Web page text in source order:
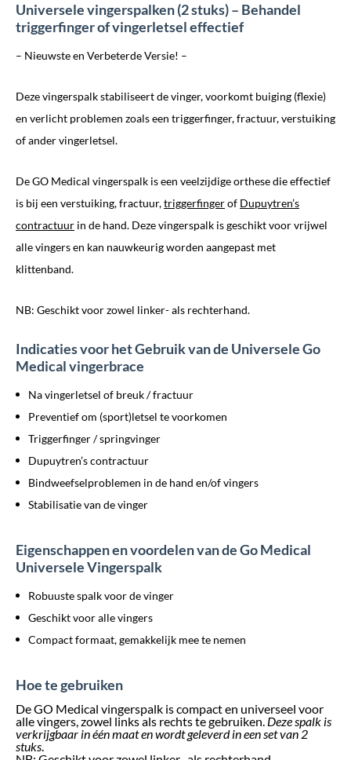
Universele vingerspalken (2 stuks) – Behandel
triggerfinger of vingerletsel effectief
– Nieuwste en Verbeterde Versie! –
Deze vingerspalk stabiliseert de vinger, voorkomt buiging (flexie)
en verlicht problemen zoals een triggerfinger, fractuur, verstuiking
of ander vingerletsel.
De GO Medical vingerspalk is een veelzijdige orthese die effectief
is bij een verstuiking, fractuur,triggerfingerof Dupuytren’s
contractuur in de hand. Deze vingerspalk is geschikt voor vrijwel
alle vingers en kan nauwkeurig worden aangepast met
klittenband.
NB: Geschikt voor zowel linker- als rechterhand.
Indicaties voor het Gebruik van de Universele Go
Medical vingerbrace
Na vingerletsel of breuk / fractuur
Preventief om (sport)letsel te voorkomen
Triggerfinger / springvinger
Dupuytren’s contractuur
Bindweefselproblemen in de hand en/of vingers
Stabilisatie van de vinger
Eigenschappen en voordelen van de Go Medical
Universele Vingerspalk
Robuuste spalk voor de vinger
Geschikt voor alle vingers
Compact formaat, gemakkelijk mee te nemen
Hoe te gebruiken
De GO Medical vingerspalk is compact en universeel voor
alle vingers, zowel links als rechts te gebruiken. Deze spalk is
verkrijgbaar in één maat en wordt geleverd in een set van 2
stuks.